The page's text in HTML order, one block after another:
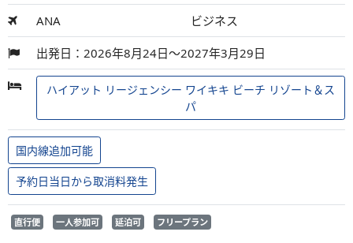
ANA ビジネス
出発日：2026年8月24日～2027年3月29日
ハイアット リージェンシー ワイキキ ビーチ リゾート＆ス
パ
国内線追加可能
予約日当日から取消料発生
直行便 一人参加可 延泊可 フリープラン